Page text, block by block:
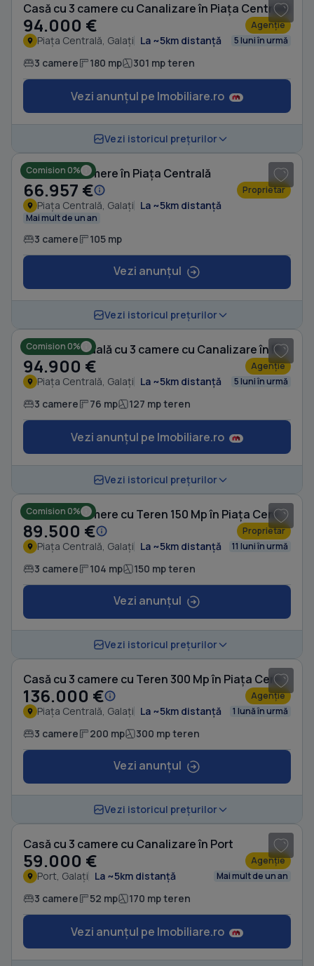
Casă cu 3 camere cu Canalizare în Piața Centrală
94.000 € Agenție
Piața Centrală, Galați La ~5km distanță 5 luni în urmă
3 camere 180 mp 301 mp teren
Vezi anunțul pe Imobiliare.ro
Vezi istoricul prețurilor
Comision 0%
Casă cu 3 camere în Piața Centrală
66.957 € Proprietar
Piața Centrală, Galați La ~5km distanță
Mai mult de un an
3 camere 105 mp
Vezi anunțul
Vezi istoricul prețurilor
Comision 0% Casă individuală cu 3 camere cu Canalizare în Piața Centrală
94.900 € Agenție
Piața Centrală, Galați La ~5km distanță 5 luni în urmă
3 camere 76 mp 127 mp teren
Vezi anunțul pe Imobiliare.ro
Vezi istoricul prețurilor
Comision 0% Casă cu 3 camere cu Teren 150 Mp în Piața Centrală
89.500 € Proprietar
Piața Centrală, Galați La ~5km distanță 11 luni în urmă
3 camere 104 mp 150 mp teren
Vezi anunțul
Vezi istoricul prețurilor
Casă cu 3 camere cu Teren 300 Mp în Piața Centrală
136.000 € Agenție
Piața Centrală, Galați La ~5km distanță 1 lună în urmă
3 camere 200 mp 300 mp teren
Vezi anunțul
Vezi istoricul prețurilor
Casă cu 3 camere cu Canalizare în Port
59.000 € Agenție
Port, Galați La ~5km distanță Mai mult de un an
3 camere 52 mp 170 mp teren
Vezi anunțul pe Imobiliare.ro